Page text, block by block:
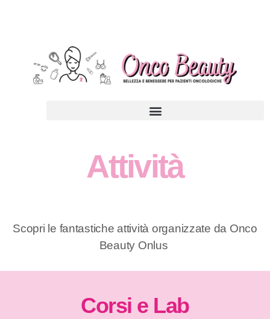
Attività
Scopri le fantastiche attività organizzate da Onco
Beauty Onlus
Corsi e Lab